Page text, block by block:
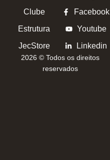
Clube
Estrutura
JecStore
Facebook
Youtube
Linkedin
2026 © Todos os direitos
reservados